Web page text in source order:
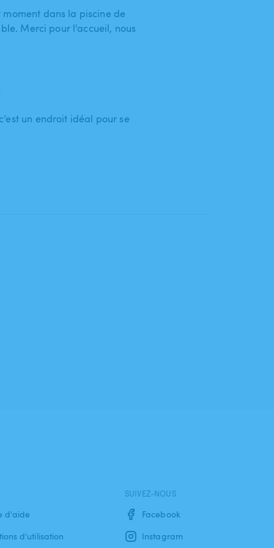
moment dans la piscine de
Merci pour l'accueil, nous
un endroit idéal pour se
d'aide
d'utilisation
SUIVEZ-NOUS
Facebook
Instagram